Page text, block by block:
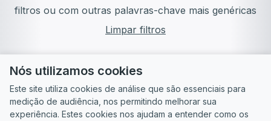
filtros ou com outras palavras-chave mais genéricas
Limpar filtros
Nós utilizamos cookies
Este site utiliza cookies de análise que são essenciais para
medição de audiência, nos permitindo melhorar sua
experiência. Estes cookies nos ajudam a entender como os